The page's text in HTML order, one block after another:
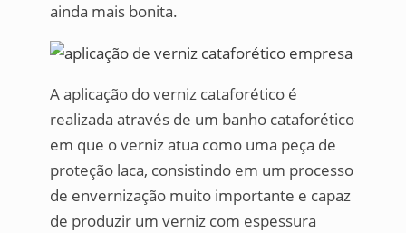
ainda mais bonita.
A aplicação do verniz cataforético é
realizada através de um banho cataforético
em que o verniz atua como uma peça de
proteção laca, consistindo em um processo
de envernização muito importante e capaz
de produzir um verniz com espessura